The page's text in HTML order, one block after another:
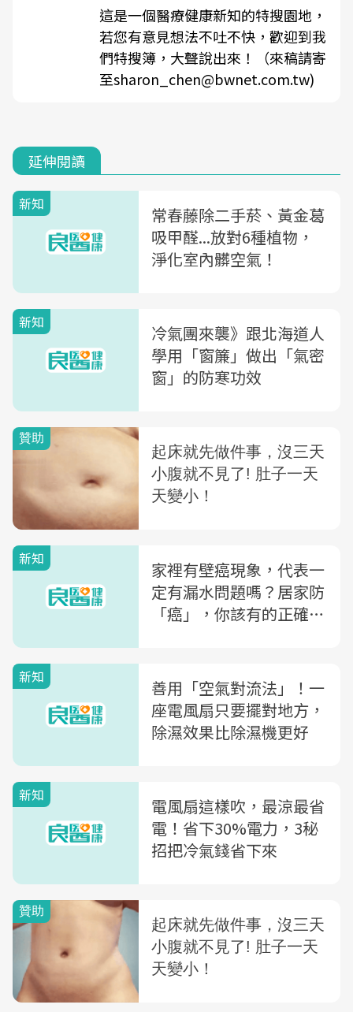
這是一個醫療健康新知的特搜園地，
若您有意見想法不吐不快，歡迎到我
們特搜簿，大聲說出來！（來稿請寄
至sharon_chen@bwnet.com.tw)
延伸閱讀
新知
常春藤除二手菸、黃金葛
吸甲醛...放對6種植物，
淨化室內髒空氣！
新知
冷氣團來襲》跟北海道人
學用「窗簾」做出「氣密
窗」的防寒功效
新知
家裡有壁癌現象，代表一
定有漏水問題嗎？居家防
「癌」，你該有的正確觀
新知
善用「空氣對流法」！一
座電風扇只要擺對地方，
除濕效果比除濕機更好
新知
電風扇這樣吹，最涼最省
電！省下30%電力，3秘
招把冷氣錢省下來